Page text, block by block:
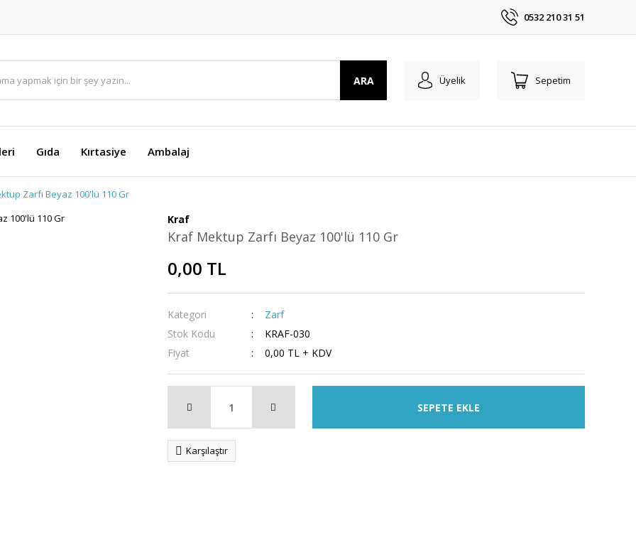
0532 210 31 51
ARA Üyelik Sepetim
Gıda Kırtasiye Ambalaj
Zarfı Beyaz 100'lü 110 Gr
Kraf
Kraf Mektup Zarfı Beyaz 100'lü 110 Gr
0,00 TL
Kategori
Zarf
Stok Kodu
KRAF-030
Fiyat
0,00 TL + KDV
SEPETE EKLE
Karşılaştır